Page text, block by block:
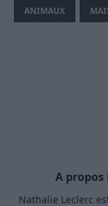
ANIMAUX
A propos
Nathalie Leclerc